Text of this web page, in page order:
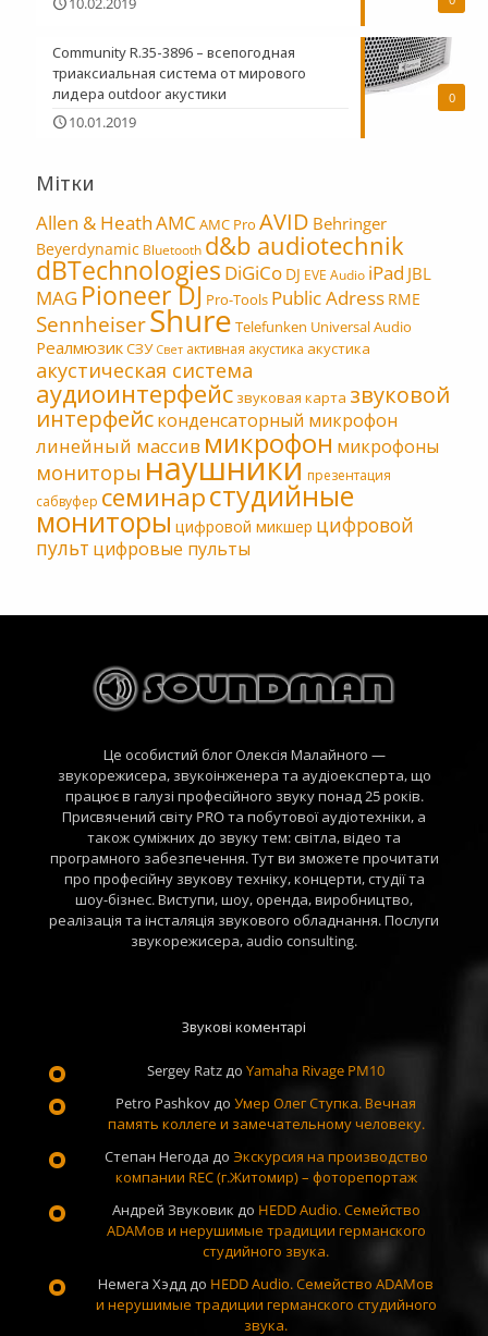
0
Community R.35-3896 – всепогодная
триаксиальная система от мирового
лидера outdoor акустики
10.01.2019
Мітки
Allen & HeathAMC AMC Pro AVID Behringer
Beyerdynamic Bluetooth d&b audiotechnik
dBTechnologies DiGiCo DJ EVE Audio iPad JBL
MAG Pioneer DJ Pro-Tools Public Adress RME
SennheiserShure Telefunken Universal Audio
РеалмюзикСЗУ Свет активная акустика акустика
акустическая система
аудиоинтерфейс звуковая карта звуковой
интерфейсконденсаторный микрофон
линейный массив микрофон микрофоны
мониторы наушники презентация
сабвуфер семинарстудийные
мониторы цифровой микшер цифровой
пульт цифровые пульты
Це особистий блог Олексія Малайного —
звукорежисера, звукоінженера та аудіоексперта, що
працює в галузі професійного звуку понад 25 років.
Присвячений світу PRO та побутової аудіотехніки, а
також суміжних до звуку тем: світла, відео та
програмного забезпечення. Тут ви зможете прочитати
про професійну звукову техніку, концерти, студії та
шоу-бізнес. Виступи, шоу, оренда, виробництво,
реалізація та інсталяція звукового обладнання. Послуги
звукорежисера, audio consulting.
Звукові коментарі
Sergey Ratz до Yamaha Rivage PM10
Petro Pashkov до Умер Олег Ступка. Вечная
память коллеге и замечательному человеку.
Степан Негода до Экскурсия на производство
компании REC (г.Житомир) – фоторепортаж
Андрей Звуковик до HEDD Audio. Семейство
ADAMов и нерушимые традиции германского
студийного звука.
Немега Хэдд до HEDD Audio. Семейство ADAMов
и нерушимые традиции германского студийного
звука.